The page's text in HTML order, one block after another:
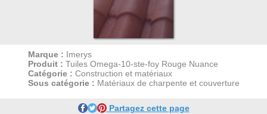
Marque : Imerys
Produit : Tuiles Omega-10-ste-foy Rouge Nuance
Catégorie : Construction et matériaux
Sous catégorie : Matériaux de charpente et couverture
Partagez cette page